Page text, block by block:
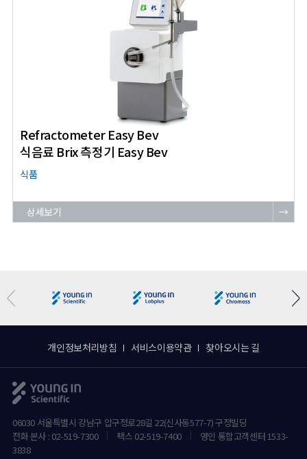
Refractometer Easy Bev
식음료 Brix 측정기 Easy Bev
식품
상세보기 →
개인정보처리방침 서비스이용약관 찾아오시는 길
06030 서울특별시 강남구 압구정로28길 22(신사동577-7) 구정빌딩
전화 본사 : 02-519-7300
팩스 02-519-7400
영인 통합고객센터 1533-
3838